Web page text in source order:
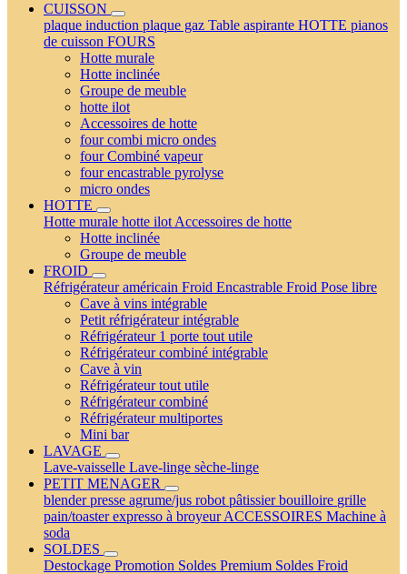
CUISSON
plaque induction plaque gaz Table aspirante HOTTE pianos
de cuisson FOURS
Hotte murale
Hotte inclinée
Groupe de meuble
hotte ilot
Accessoires de hotte
four combi micro ondes
four Combiné vapeur
four encastrable pyrolyse
micro ondes
HOTTE
Hotte murale hotte ilot Accessoires de hotte
Hotte inclinée
Groupe de meuble
FROID
Réfrigérateur américain Froid Encastrable Froid Pose libre
Cave à vins intégrable
Petit réfrigérateur intégrable
Réfrigérateur 1 porte tout utile
Réfrigérateur combiné intégrable
Cave à vin
Réfrigérateur tout utile
Réfrigérateur combiné
Réfrigérateur multiportes
Mini bar
LAVAGE
Lave-vaisselle Lave-linge sèche-linge
PETIT MENAGER
blenderpresse agrume/jus robot pâtissierbouilloire grille
pain/toasterexpresso à broyeurACCESSOIRES Machine à
soda
SOLDES
Destockage Promotion Soldes Premium Soldes Froid